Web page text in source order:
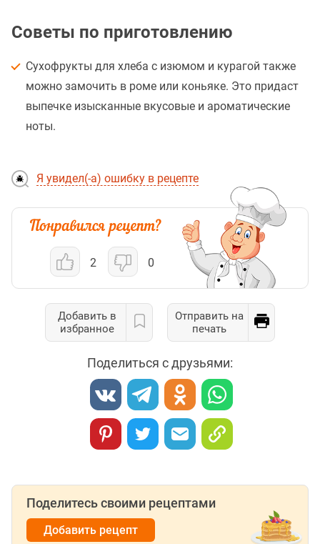
Советы по приготовлению
Сухофрукты для хлеба с изюмом и курагой также
можно замочить в роме или коньяке. Это придаст
выпечке изысканные вкусовые и ароматические
ноты.
Я увидел(-а) ошибку в рецепте
2 0
Добавить в
избранное
Отправить на
печать
Поделиться с друзьями:
Поделитесь своими рецептами
Добавить рецепт